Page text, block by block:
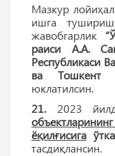
Мазкур
ишга
жавобгарлик
раиси А.А.
Республикаси
ва Тошкент
юклатилсин.
21.2023
ёқилғисига
тасдиқлансин.